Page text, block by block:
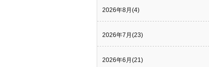
2026年8月(4)
2026年7月(23)
2026年6月(21)